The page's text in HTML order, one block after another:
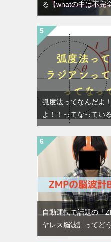
る【whatの中は不完
弧度法ってなんだよ
よ！！ってなってい
自動運転で話題の「
ヤレス脳波計ってど